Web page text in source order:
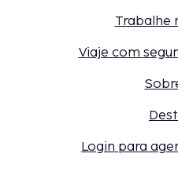
Trabalhe
Viaje com
Login para